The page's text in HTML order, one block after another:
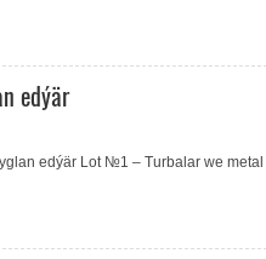
edýär
edýär Lot №1 – Turbalar we metal